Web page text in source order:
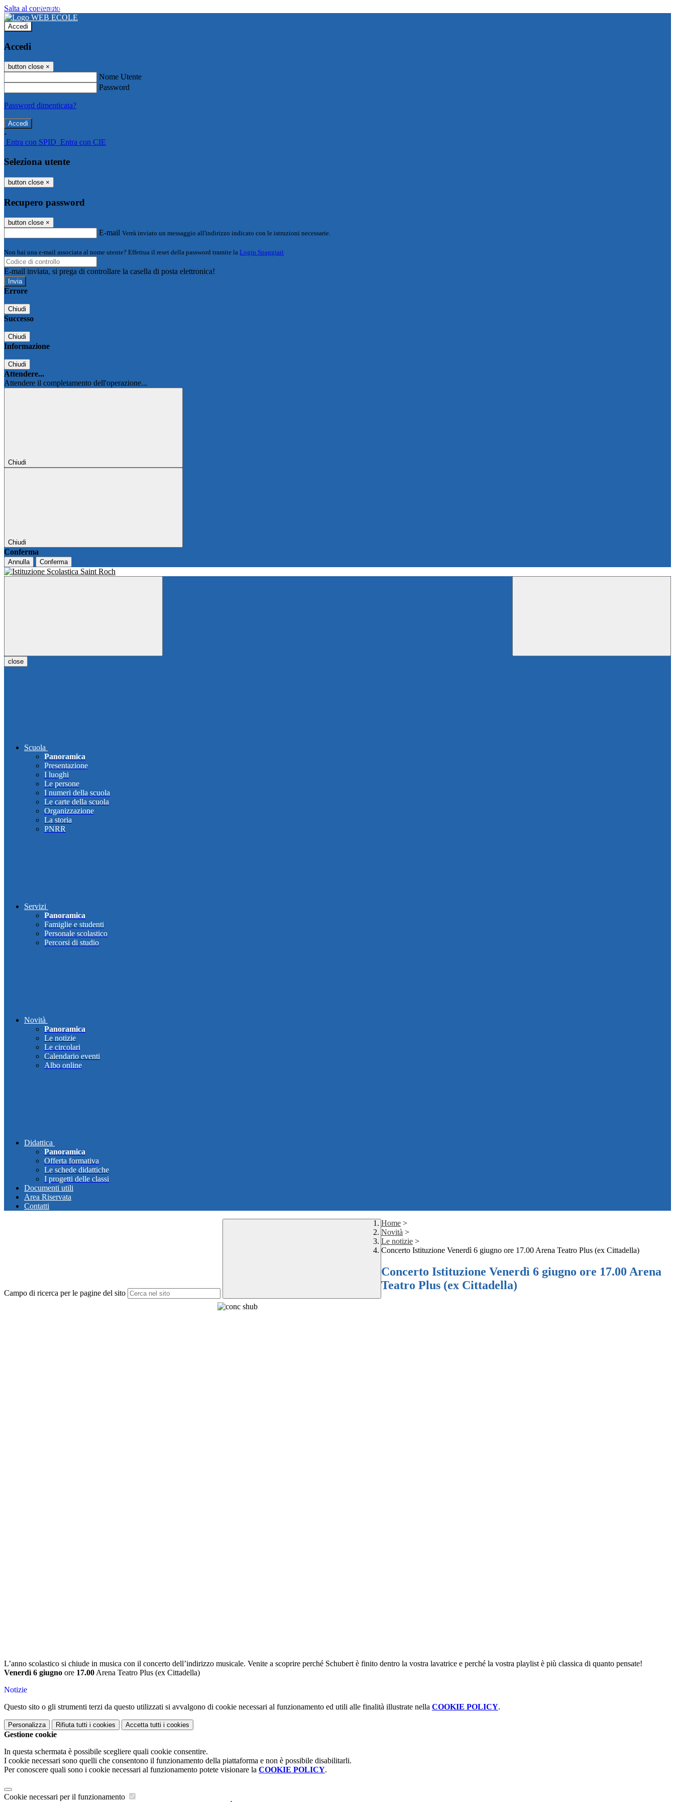
Salta al contenuto
WEB ECOLE
Accedi
Accedi
button close ×
Nome Utente
Password
Password dimenticata?
-
Entra con SPID Entra con CIE
Seleziona utente
button close ×
Recupero password
button close ×
E-mail Verrà inviato un messaggio all'indirizzo indicato con le istruzioni necessarie.
Non hai una e-mail associata al nome utente? Effettua il reset della password tramite la Login Spaggiari
E-mail inviata, si prega di controllare la casella di posta elettronica!
Errore
Chiudi
Successo
Chiudi
Informazione
Chiudi
Attendere...
Attendere il completamento dell'operazione...
Chiudi
Chiudi
Conferma
Annulla Conferma
close
Scuola
Panoramica
Presentazione
I luoghi
Le persone
I numeri della scuola
Le carte della scuola
Organizzazione
La storia
PNRR
Servizi
Panoramica
Famiglie e studenti
Personale scolastico
Percorsi di studio
Novità
Panoramica
Le notizie
Le circolari
Calendario eventi
Albo online
Didattica
Panoramica
Offerta formativa
Le schede didattiche
I progetti delle classi
Documenti utili
Area Riservata
Contatti
Campo di ricerca per le pagine del sito
Home >
Novità >
Le notizie >
Concerto Istituzione Venerdì 6 giugno ore 17.00 Arena Teatro Plus (ex Cittadella)
Concerto Istituzione Venerdì 6 giugno ore 17.00 Arena
Teatro Plus (ex Cittadella)
L’anno scolastico si chiude in musica con il concerto dell’indirizzo musicale. Venite a scoprire perché Schubert è finito dentro la vostra lavatrice e perché la vostra playlist è più classica di quanto pensate!
Venerdì 6 giugno ore 17.00 Arena Teatro Plus (ex Cittadella)
Notizie
Questo sito o gli strumenti terzi da questo utilizzati si avvalgono di cookie necessari al funzionamento ed utili alle finalità illustrate nella COOKIE POLICY.
Personalizza Rifiuta tutti i cookies Accetta tutti i cookies
Gestione cookie
In questa schermata è possibile scegliere quali cookie consentire.
I cookie necessari sono quelli che consentono il funzionamento della piattaforma e non è possibile disabilitarli.
Per conoscere quali sono i cookie necessari al funzionamento potete visionare la COOKIE POLICY.
Cookie necessari per il funzionamento